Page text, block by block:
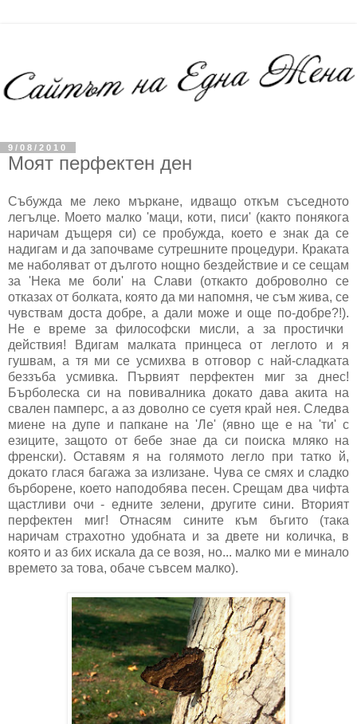
9/08/2010
Моят перфектен ден
Събужда ме леко мъркане, идващо откъм съседното
легълце. Моето малко 'маци, коти, писи' (както понякога
наричам дъщеря си) се пробужда, което е знак да се
надигам и да започваме сутрешните процедури. Краката
ме наболяват от дългото нощно бездействие и се сещам
за 'Нека ме боли' на Слави (откакто доброволно се
отказах от болката, която да ми напомня, че съм жива, се
чувствам доста добре, а дали може и още по-добре?!).
Не е време за философски мисли, а за простички
действия! Вдигам малката принцеса от леглото и я
гушвам, а тя ми се усмихва в отговор с най-сладката
беззъба усмивка. Първият перфектен миг за днес!
Бърболеска си на повивалника докато дава акита на
свален памперс, а аз доволно се суетя край нея. Следва
миене на дупе и папкане на 'Ле' (явно ще е на 'ти' с
езиците, защото от бебе знае да си поиска мляко на
френски). Оставям я на голямото легло при татко й,
докато глася багажа за излизане. Чува се смях и сладко
бърборене, което наподобява песен. Срещам два чифта
щастливи очи - едните зелени, другите сини. Вторият
перфектен миг! Отнасям сините към бъгито (така
наричам страхотно удобната и за двете ни количка, в
която и аз бих искала да се возя, но... малко ми е минало
времето за това, обаче съвсем малко).